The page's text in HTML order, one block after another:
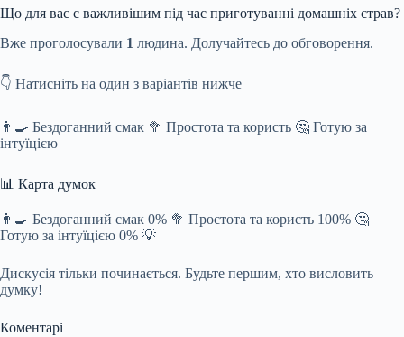
Що для вас є важливішим під час приготуванні домашніх страв?
Вже проголосували 1 людина. Долучайтесь до обговорення.
👇 Натисніть на один з варіантів нижче
👨‍🍳 Бездоганний смак 🥦 Простота та користь 🤔 Готую за
інтуїцією
📊 Карта думок
👨‍🍳 Бездоганний смак 0% 🥦 Простота та користь 100% 🤔
Готую за інтуїцією 0% 💡
Дискусія тільки починається. Будьте першим, хто висловить
думку!
Коментарі